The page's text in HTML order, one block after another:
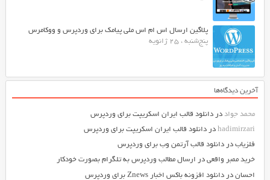
پلاگین ارسال اس ام اس ملی پیامک برای وردپرس و ووکامرس
پنج‌شنبه ، 25 ژانویه
آخرین دیدگاه‌ها
محمد جواددر دانلود قالب ایران اسکریپت برای وردپرس
hadimirzariدر دانلود قالب ایران اسکریپت برای وردپرس
فلزیابدر دانلود قالب آرتمن وب برای وردپرس
خرید ممبر واقعیدر ارسال مطالب وردپرس به تلگرام بصورت خودکار
احساندر دانلود افزونه باکس اخبار Znews برای وردپرس